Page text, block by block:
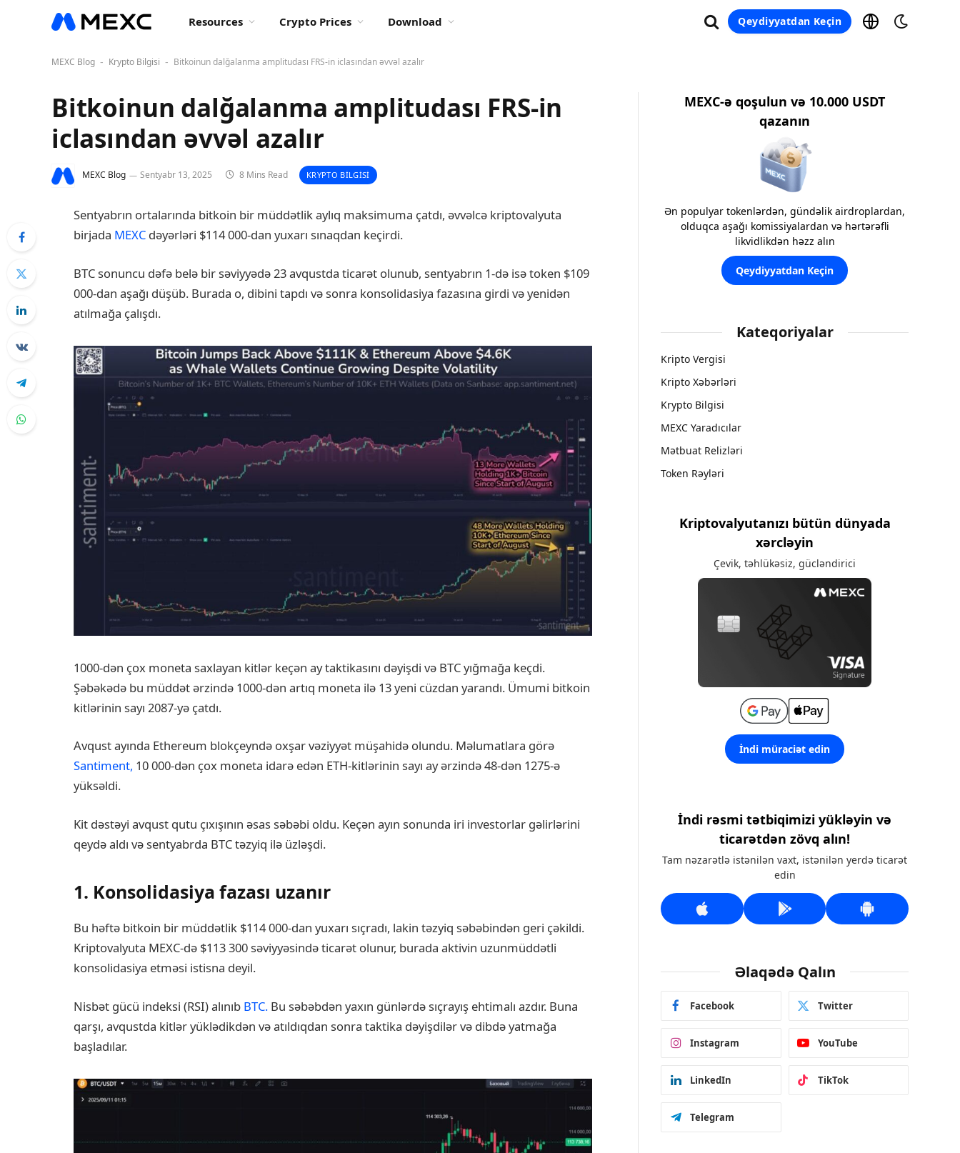
Resources Crypto Prices Download Qeydiyyatdan Keçin
MEXC Blog - Krypto Bilgisi - Bitkoinun dalğalanma amplitudası FRS-in iclasından əvvəl azalır
Bitkoinun dalğalanma amplitudası FRS-in
iclasından əvvəl azalır
MEXC Blog Sentyabr 13, 2025 8 Mins Read KRYPTO BILGISI
Sentyabrın ortalarında bitkoin bir müddətlik aylıq maksimuma çatdı, əvvəlcə kriptovalyuta
birjada MEXC dəyərləri $114 000-dan yuxarı sınaqdan keçirdi.
BTC sonuncu dəfə belə bir səviyyədə 23 avqustda ticarət olunub, sentyabrın 1-də isə token $109
000-dan aşağı düşüb. Burada o, dibini tapdı və sonra konsolidasiya fazasına girdi və yenidən
atılmağa çalışdı.
1000-dən çox moneta saxlayan kitlər keçən ay taktikasını dəyişdi və BTC yığmağa keçdi.
Şəbəkədə bu müddət ərzində 1000-dən artıq moneta ilə 13 yeni cüzdan yarandı. Ümumi bitkoin
kitlərinin sayı 2087-yə çatdı.
Avqust ayında Ethereum blokçeyndə oxşar vəziyyət müşahidə olundu. Məlumatlara görə
Santiment, 10 000-dən çox moneta idarə edən ETH-kitlərinin sayı ay ərzində 48-dən 1275-ə
yüksəldi.
Kit dəstəyi avqust qutu çıxışının əsas səbəbi oldu. Keçən ayın sonunda iri investorlar gəlirlərini
qeydə aldı və sentyabrda BTC təzyiq ilə üzləşdi.
1. Konsolidasiya fazası uzanır
Bu həftə bitkoin bir müddətlik $114 000-dan yuxarı sıçradı, lakin təzyiq səbəbindən geri çəkildi.
Kriptovalyuta MEXC-də $113 300 səviyyəsində ticarət olunur, burada aktivin uzunmüddətli
konsolidasiya etməsi istisna deyil.
Nisbət gücü indeksi (RSI) alınıb BTC. Bu səbəbdən yaxın günlərdə sıçrayış ehtimalı azdır. Buna
qarşı, avqustda kitlər yüklədikdən və atıldıqdan sonra taktika dəyişdilər və dibdə yatmağa
başladılar.
MEXC-ə qoşulun və 10.000 USDT
qazanın
Ən populyar tokenlərdən, gündəlik airdroplardan,
olduqca aşağı komissiyalardan və hərtərəfli
likvidlikdən həzz alın
Qeydiyyatdan Keçin
Kateqoriyalar
Kripto Vergisi
Kripto Xəbərləri
Krypto Bilgisi
MEXC Yaradıcılar
Mətbuat Relizləri
Token Rəyləri
Kriptovalyutanızı bütün dünyada
xərcləyin
Çevik, təhlükəsiz, gücləndirici
İndi müraciət edin
İndi rəsmi tətbiqimizi yükləyin və
ticarətdən zövq alın!
Tam nəzarətlə istənilən vaxt, istənilən yerdə ticarət
edin
Əlaqədə Qalın
Facebook Twitter
Instagram YouTube
LinkedIn TikTok
Telegram